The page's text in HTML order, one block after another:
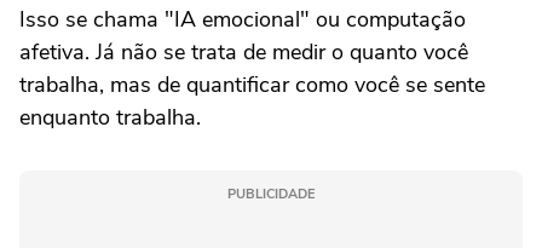
Isso se chama "IA emocional" ou computação
afetiva. Já não se trata de medir o quanto você
trabalha, mas de quantificar como você se sente
enquanto trabalha.
PUBLICIDADE